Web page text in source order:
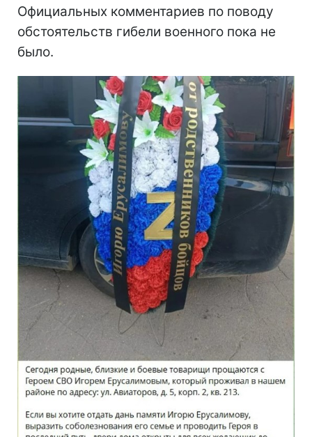
Официальных комментариев по поводу
обстоятельств гибели военного пока не
было.